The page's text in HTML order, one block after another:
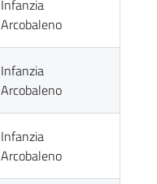
Infanzia
Arcobaleno
Infanzia
Arcobaleno
Infanzia
Arcobaleno